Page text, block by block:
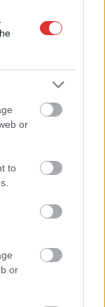
or
to
or
akarták a
az